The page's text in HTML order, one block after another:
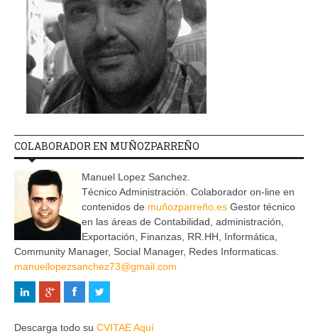
COLABORADOR EN MUÑOZPARREÑO
Manuel Lopez Sanchez.
Técnico Administración. Colaborador on-line en
contenidos de muñozparreño.es Gestor técnico
en las áreas de Contabilidad, administración,
Exportación, Finanzas, RR.HH, Informática,
Community Manager, Social Manager, Redes Informaticas.
manuellopezsanchez73@gmail.com
Descarga todo su CVITAE Aquí